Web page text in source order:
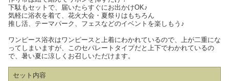
下駄もセットで、届いたらすぐにお出かけOK♪
気軽に浴衣を着て、花火大会・夏祭りはもちろん
推し活、テーマパーク、フェスなどのイベントを楽しもう♪
ワンピース浴衣はワンピースと上着にわかれているので、上が二重にな
ってしまいますが、このセパレートタイプだと上下でわかれているの
で、暑い夏に涼しくお召しいただけます。
セット内容